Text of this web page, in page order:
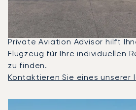
2025 waren Citation M2,
Legacy 650 die
Flüge zwischen Rom und
Private Aviation Advisor hilft
Flugzeug für Ihre individuellen
zu finden.
Kontaktieren Sie eines unserer